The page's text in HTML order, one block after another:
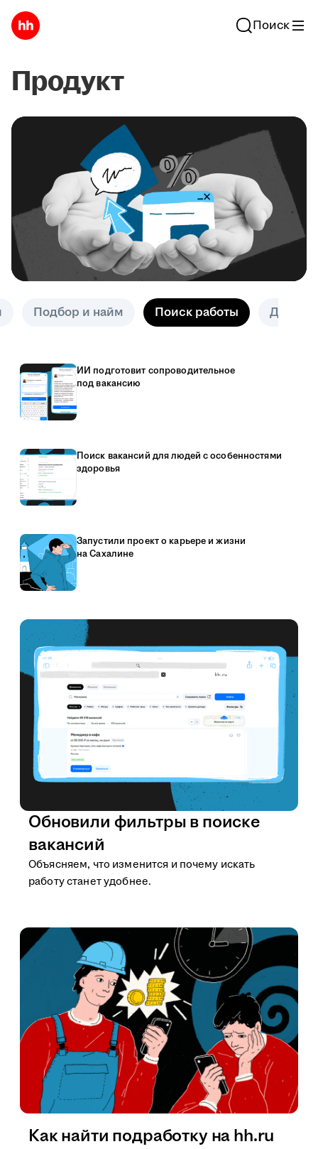
Поиск
Продукт
Подбор и найм Поиск работы Другое
ИИ подготовит сопроводительное
под вакансию
Поиск вакансий для людей с особенностями
здоровья
Запустили проект о карьере и жизни
на Сахалине
Обновили фильтры в поиске
вакансий
Объясняем, что изменится и почему искать
работу станет удобнее.
Как найти подработку на hh.ru